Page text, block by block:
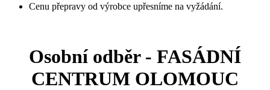
Cenu přepravy od výrobce upřesníme na vyžádání.
Osobní odběr - FASÁDNÍ
CENTRUM OLOMOUC